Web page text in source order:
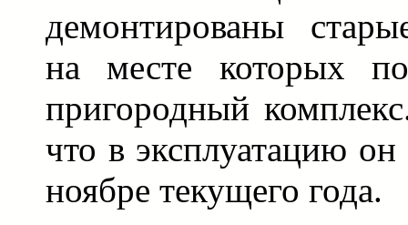
демонтированы
на месте которых
пригородный
что в эксплуатацию он
ноябре текущего года.